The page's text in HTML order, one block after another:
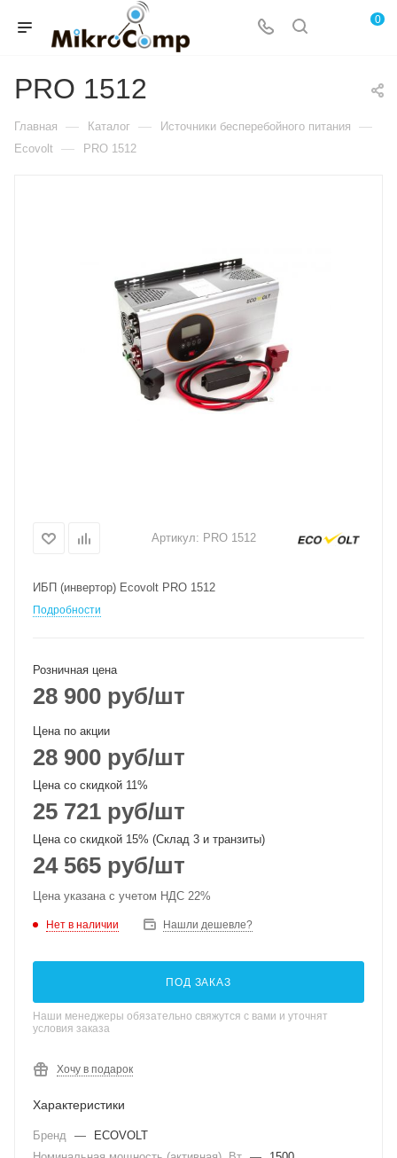
0
PRO 1512
Главная — Каталог — Источники бесперебойного питания —
Ecovolt — PRO 1512
Артикул: PRO 1512
ИБП (инвертор) Ecovolt PRO 1512
Подробности
Розничная цена
28 900 руб/шт
Цена по акции
28 900 руб/шт
Цена со скидкой 11%
25 721 руб/шт
Цена со скидкой 15% (Склад 3 и транзиты)
24 565 руб/шт
Цена указана с учетом НДС 22%
Нет в наличии Нашли дешевле?
ПОД ЗАКАЗ
Наши менеджеры обязательно свяжутся с вами и уточнят
условия заказа
Хочу в подарок
Характеристики
Бренд —
ECOVOLT